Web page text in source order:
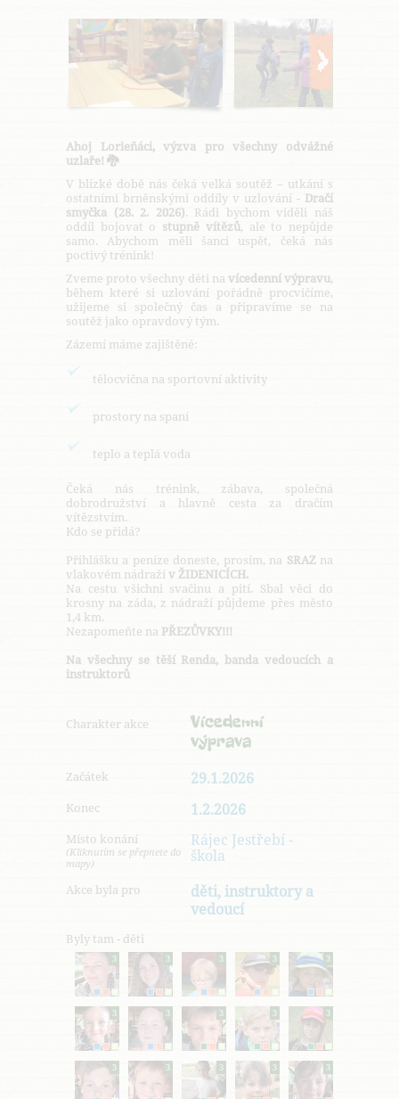
Ahoj Lorieňáci, výzva pro všechny odvážné
uzlaře! 🐉
V blízké době nás čeká velká soutěž – utkání s
ostatními brněnskými oddíly v uzlování - Dračí
smyčka (28. 2. 2026). Rádi bychom viděli náš
oddíl bojovat o stupně vítězů, ale to nepůjde
samo. Abychom měli šanci uspět, čeká nás
poctivý trénink!
Zveme proto všechny děti na vícedenní výpravu,
během které si uzlování pořádně procvičíme,
užijeme si společný čas a připravíme se na
soutěž jako opravdový tým.
Zázemí máme zajištěné:
tělocvična na sportovní aktivity
prostory na spaní
teplo a teplá voda
Čeká nás trénink, zábava, společná
dobrodružství a hlavně cesta za dračím
vítězstvím.
Kdo se přidá?
Přihlášku a peníze doneste, prosím, na SRAZna
vlakovém nádraží v ŽIDENICÍCH.
Na cestu všichni svačinu a pití. Sbal věci do
krosny na záda, z nádraží půjdeme přes město
1,4 km.
Nezapomeňte na PŘEZŮVKY!!!
Na všechny se těší Renda, banda vedoucích a
instruktorů
Charakter akce
Vícedenní
výprava
Začátek 29.1.2026
Konec 1.2.2026
Místo konání
(Kliknutím se přepnete do
mapy)
Rájec Jestřebí -
škola
Akce byla pro
děti, instruktory a
vedoucí
Byly tam - děti
3 3 3 3 3
3 3 3 3 3
3 3 3 3 3